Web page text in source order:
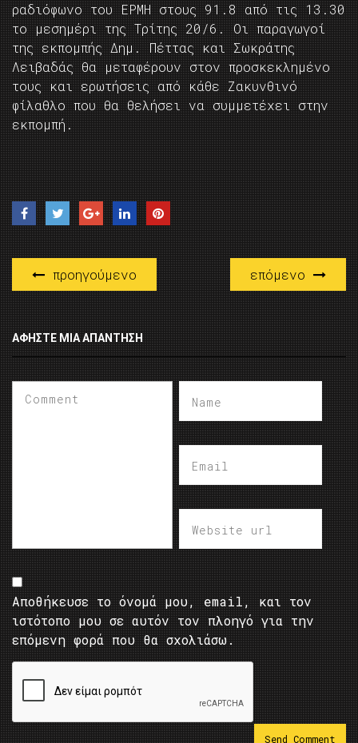
ραδιόφωνο του ΕΡΜΗ στους 91.8 από τις 13.30
το μεσημέρι της Τρίτης 20/6. Οι παραγωγοί
της εκπομπής Δημ. Πέττας και Σωκράτης
Λειβαδάς θα μεταφέρουν στον προσκεκλημένο
τους και ερωτήσεις από κάθε Ζακυνθινό
φίλαθλο που θα θελήσει να συμμετέχει στην
εκπομπή.
προηγούμενο επόμενο
ΑΦΉΣΤΕ ΜΙΑ ΑΠΆΝΤΗΣΗ
Αποθήκευσε το όνομά μου, email, και τον
ιστότοπο μου σε αυτόν τον πλοηγό για την
επόμενη φορά που θα σχολιάσω.